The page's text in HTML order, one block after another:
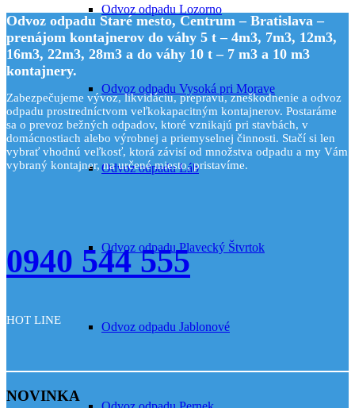
Odvoz odpadu Lozorno
Odvoz odpadu Vysoká pri Morave
Odvoz odpadu Láb
Odvoz odpadu Plavecký Štvrtok
Odvoz odpadu Jablonové
Odvoz odpadu Staré mesto, Centrum – Bratislava –
prenájom kontajnerov do váhy 5 t – 4m3, 7m3, 12m3,
16m3, 22m3, 28m3 a do váhy 10 t – 7 m3 a 10 m3
kontajnery.
Zabezpečujeme vývoz, likvidáciu, prepravu, zneškodnenie a odvoz
odpadu prostredníctvom veľkokapacitným kontajnerov. Postaráme
sa o prevoz bežných odpadov, ktoré vznikajú pri stavbách, v
domácnostiach alebo výrobnej a priemyselnej činnosti. Stačí si len
vybrať vhodnú veľkosť, ktorá závisí od množstva odpadu a my Vám
vybraný kontajner, na určené miesto, pristavíme.
0940 544 555
HOT LINE
NOVINKA